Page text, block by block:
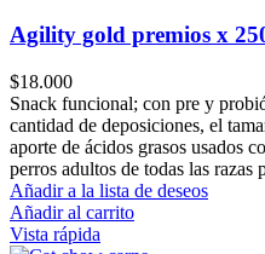
Las
pueden
elegir
en
la
página
de
Agility gold premios x
$18.000
Snack funcional; con pre y
cantidad de deposiciones, el
aporte de ácidos grasos usados
perros adultos de todas las
Añadir a la lista de deseos
Añadir al carrito
Vista rápida